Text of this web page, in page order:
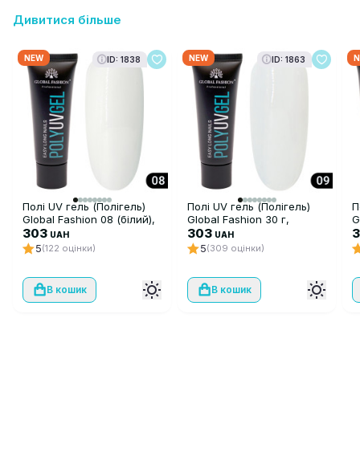
Дивитися більше
NEW ID: 1838
Полі UV гель (Полігель)
Global Fashion 08 (білий),
30 г
303 UAH
5(122 оцінки)
В кошик
NEW ID: 1863
Полі UV гель (Полігель)
Global Fashion 30 г,
прозорий 09
303 UAH
5(309 оцінки)
В кошик